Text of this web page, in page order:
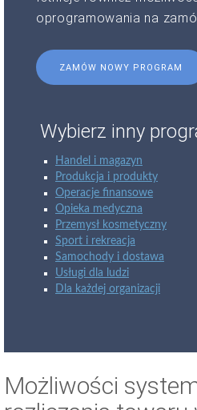
oprogramowania na
ZAMÓW NOWY PROGRAM
Wybierz inny
Handel i magazyn
Produkcja i produkty
Operacje finansowe
Opieka medyczna
Przemysł kosmetyczny
Sport i rekreacja
Samochody i dostawa
Usługi dla ludzi
Dla każdej organizacji
Możliwości